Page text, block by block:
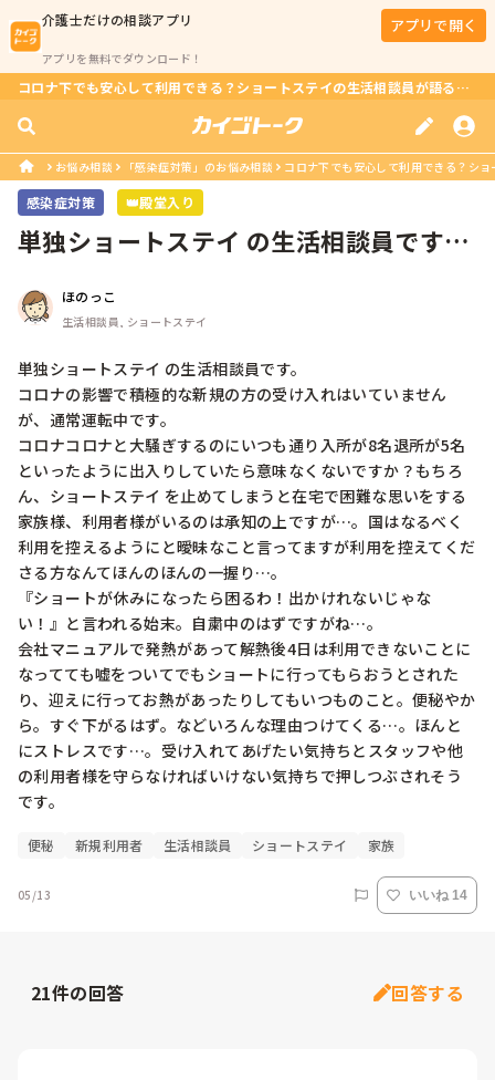
介護士だけの相談アプリ
アプリを無料でダウンロード！
アプリで開く
コロナ下でも安心して利用できる？ショートステイの生活相談員が語る悩みと対策
お悩み相談 「感染症対策」のお悩み相談 コロナ下でも安心して利用できる？シ
感染症対策 👑殿堂入り
単独ショートステイ の生活相談員です。
ほのっこ
生活相談員, ショートステイ
単独ショートステイ の生活相談員です。
コロナの影響で積極的な新規の方の受け入れはいていません
が、通常運転中です。
コロナコロナと大騒ぎするのにいつも通り入所が8名退所が5名
といったように出入りしていたら意味なくないですか？もちろ
ん、ショートステイ を止めてしまうと在宅で困難な思いをする
家族様、利用者様がいるのは承知の上ですが…。国はなるべく
利用を控えるようにと曖昧なこと言ってますが利用を控えてくだ
さる方なんてほんのほんの一握り…。
『ショートが休みになったら困るわ！出かけれないじゃな
い！』と言われる始末。自粛中のはずですがね…。
会社マニュアルで発熱があって解熱後4日は利用できないことに
なってても嘘をついてでもショートに行ってもらおうとされた
り、迎えに行ってお熱があったりしてもいつものこと。便秘やか
ら。すぐ下がるはず。などいろんな理由つけてくる…。ほんと
にストレスです…。受け入れてあげたい気持ちとスタッフや他
の利用者様を守らなければいけない気持ちで押しつぶされそう
です。
便秘 新規利用者 生活相談員 ショートステイ 家族
05/13 いいね 14
21件の回答 回答する